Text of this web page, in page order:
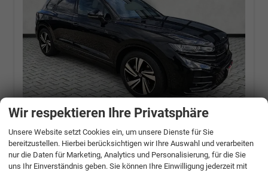
Volkswagen Touareg3.0 TDI 210 kW 4Motion
R-Line V6 / Pano 360Grad
210 kW (286 PS), Automatik, Allrad
Wir respektieren Ihre Privatsphäre
Unsere Website setzt Cookies ein, um unsere Dienste für Sie
bereitzustellen. Hierbei berücksichtigen wir Ihre Auswahl und verarbeiten
nur die Daten für Marketing, Analytics und Personalisierung, für die Sie
uns Ihr Einverständnis geben. Sie können Ihre Einwilligung jederzeit mit